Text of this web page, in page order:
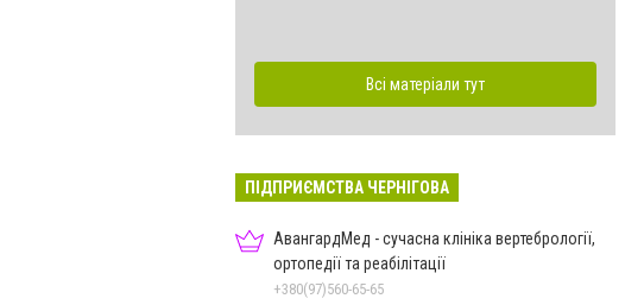
Всі матеріали тут
ПІДПРИЄМСТВА ЧЕРНІГОВА
АвангардМед - сучасна клініка вертебрології,
ортопедії та реабілітації
+380(97)560-65-65